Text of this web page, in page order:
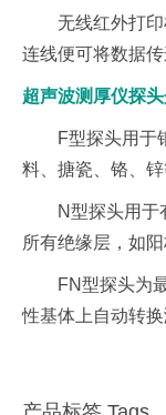
无线红外打
连线便可将数据
超声波测厚仪探头
F型探头用于
料、搪瓷、铬、
N型探头用于
所有绝缘层，如
FN型探头为
性基体上自动转